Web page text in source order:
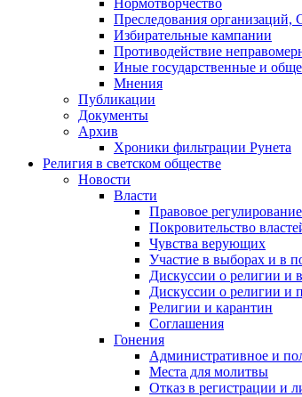
Нормотворчество
Преследования
Избирательные кампании
Противодействие
Иные государственные и
Мнения
Публикации
Документы
Архив
Хроники фильтрации Рунета
Религия в светском обществе
Новости
Власти
Правовое регулирование
Покровительство
Чувства верующих
Участие в выборах и в
Дискуссии о религии и
Дискуссии о религии и
Религии и карантин
Соглашения
Гонения
Административное и
Места для молитвы
Отказ в регистрации и